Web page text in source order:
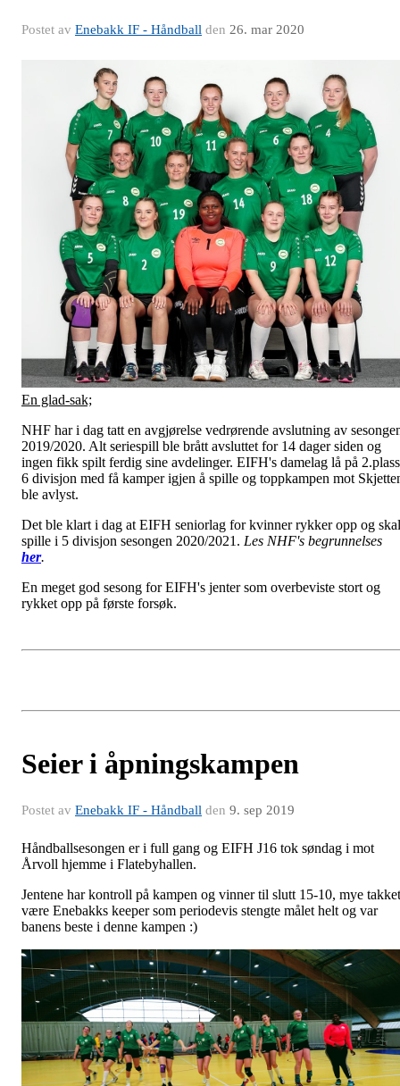
Postet av Enebakk IF - Håndball den 26. mar 2020
En glad-sak;
NHF har i dag tatt en avgjørelse vedrørende avslutning av
2019/2020. Alt seriespill ble brått avsluttet for 14 dager siden og
ingen fikk spilt ferdig sine avdelinger. EIFH's damelag lå på
6 divisjon med få kamper igjen å spille og toppkampen mot
ble avlyst.
Det ble klart i dag at EIFH seniorlag for kvinner rykker opp og skal
spille i 5 divisjon sesongen 2020/2021. Les NHF's begrunnelses
her.
En meget god sesong for EIFH's jenter som overbeviste stort og
rykket opp på første forsøk.
Seier i åpningskampen
Postet av Enebakk IF - Håndball den 9. sep 2019
Håndballsesongen er i full gang og EIFH J16 tok søndag i mot
Årvoll hjemme i Flatebyhallen.
Jentene har kontroll på kampen og vinner til slutt 15-10, mye takket
være Enebakks keeper som periodevis stengte målet helt og var
banens beste i denne kampen :)